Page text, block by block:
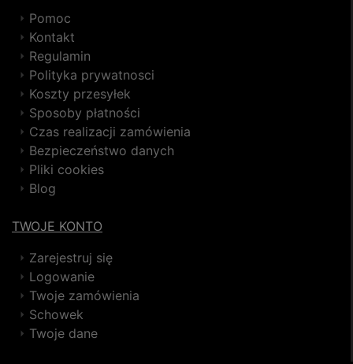
Pomoc
Kontakt
Regulamin
Polityka prywatnosci
Koszty przesyłek
Sposoby płatności
Czas realizacji zamówienia
Bezpieczeństwo danych
Pliki cookies
Blog
TWOJE KONTO
Zarejestruj się
Logowanie
Twoje zamówienia
Schowek
Twoje dane